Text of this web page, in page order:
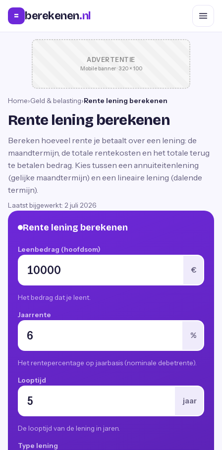
= berekenen.nl
ADVERTENTIE
Mobile banner · 320 × 100
Home›Geld & belasting›Rente lening berekenen
Rente lening berekenen
Bereken hoeveel rente je betaalt over een lening: de
maandtermijn, de totale rentekosten en het totale terug
te betalen bedrag. Kies tussen een annuiteitenlening
(gelijke maandtermijn) en een lineaire lening (dalende
termijn).
Laatst bijgewerkt: 2 juli 2026
Rente lening berekenen
Leenbedrag (hoofdsom)
€
Het bedrag dat je leent.
Jaarrente
%
Het rentepercentage op jaarbasis (nominale debetrente).
Looptijd
jaar
De looptijd van de lening in jaren.
Type lening